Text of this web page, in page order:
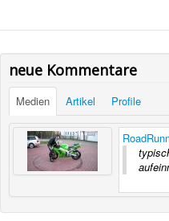
neue Kommentare
Medien Artikel Profile